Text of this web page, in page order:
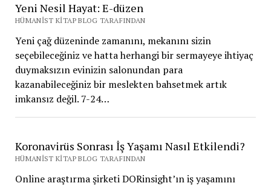
Yeni Nesil Hayat: E-düzen
HÜMANIST KITAP BLOG TARAFINDAN
Yeni çağ düzeninde zamanını, mekanını sizin
seçebileceğiniz ve hatta herhangi bir sermayeye ihtiyaç
duymaksızın evinizin salonundan para
kazanabileceğiniz bir meslekten bahsetmek artık
imkansız değil. 7-24…
Koronavirüs Sonrası İş Yaşamı Nasıl Etkilendi?
HÜMANIST KITAP BLOG TARAFINDAN
Online araştırma şirketi DORinsight’ın iş yaşamını